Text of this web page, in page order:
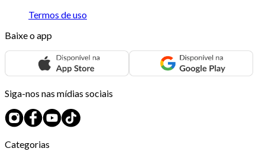
Termos de uso
Baixe o app
Siga-nos nas mídias sociais
Categorias